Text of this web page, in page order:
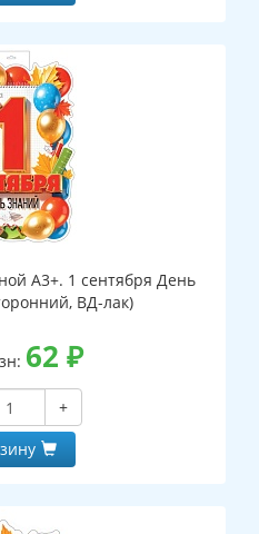
А3+. 1 сентября День
ВД-лак)
62 ₽
+